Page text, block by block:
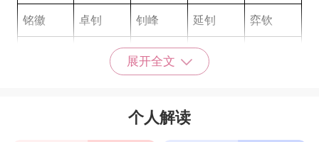
铭徽 卓钊 钊峰 延钊 弈钦
景铄 铭铄
铎瀚
展开全文
个人解读